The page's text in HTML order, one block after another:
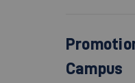
Campus